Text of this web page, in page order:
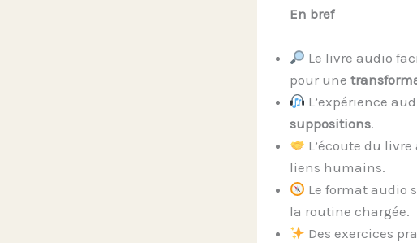
En bref
Le livre audio
pour une
L’expérience
suppositions.
L’écoute du
liens humains.
Le format audio
la routine chargée.
Des exercices